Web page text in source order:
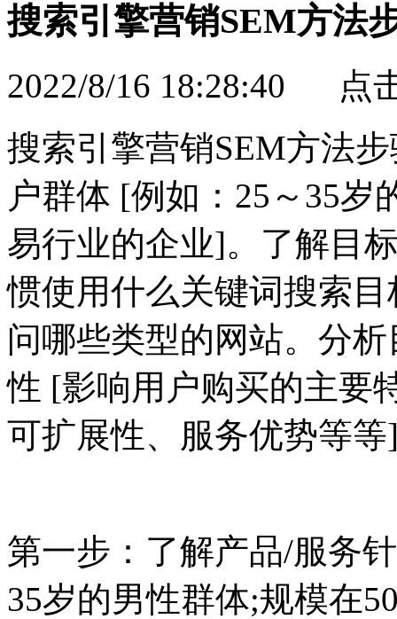
搜索引擎营销SEM方法
2022/8/16 18:28:40 点
搜索引擎营销SEM方法
户群体 [例如：25～35岁
易行业的企业]。 了解目
惯使用什么关键词搜索
问哪些类型的网站。 分析
性 [影响用户购买的主要
可扩展性、服务优势等等
第一步：了解产品/服务
35岁的男性群体;规模在